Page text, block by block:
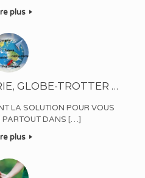
plus
GLOBE-TROTTER …
LA SOLUTION POUR VOUS
PARTOUT DANS […]
plus